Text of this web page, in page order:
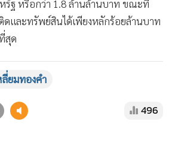
รัฐ หรือกว่า 1.8 ล้านล้านบาท ขณะที่
ดและทรัพย์สินได้เพียงหลักร้อยล้านบาท
สุด
ลี่ยมทองคำ
496